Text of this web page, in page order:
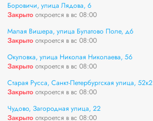
Боровичи, улица Лядова, 6
Закрыто откроется в вс 08:00
Малая Вишера, улица Булатово Поле, д6
Закрыто откроется в вс 08:00
Окуловка, улица Николая Николаева, 56
Закрыто откроется в вс 08:00
Старая Русса, Санкт-Петербургская улица, 52к2
Закрыто откроется в вс 08:00
Чудово, Загородная улица, 22
Закрыто откроется в вс 08:00